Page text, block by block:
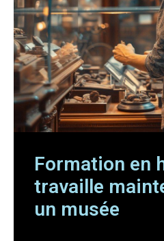
Formation en
travaille
un musée